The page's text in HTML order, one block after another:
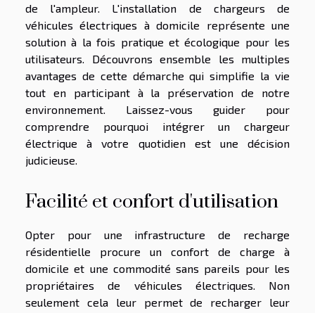
de l'ampleur. L'installation de chargeurs de
véhicules électriques à domicile représente une
solution à la fois pratique et écologique pour les
utilisateurs. Découvrons ensemble les multiples
avantages de cette démarche qui simplifie la vie
tout en participant à la préservation de notre
environnement. Laissez-vous guider pour
comprendre pourquoi intégrer un chargeur
électrique à votre quotidien est une décision
judicieuse.
Facilité et confort d'utilisation
Opter pour une infrastructure de recharge
résidentielle procure un confort de charge à
domicile et une commodité sans pareils pour les
propriétaires de véhicules électriques. Non
seulement cela leur permet de recharger leur